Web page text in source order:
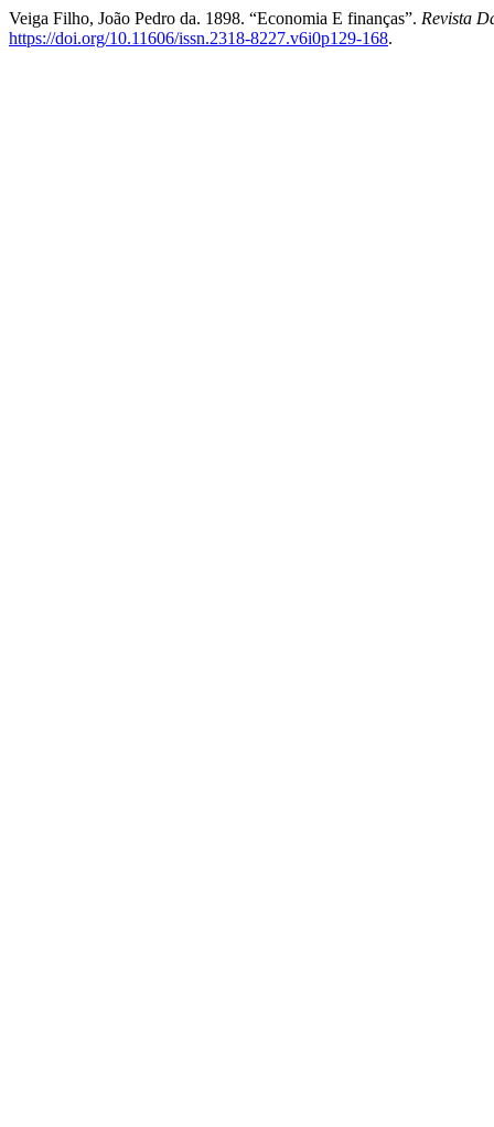
Veiga Filho, João Pedro da. 1898. “Economia E finanças”. Revista
https://doi.org/10.11606/issn.2318-8227.v6i0p129-168.